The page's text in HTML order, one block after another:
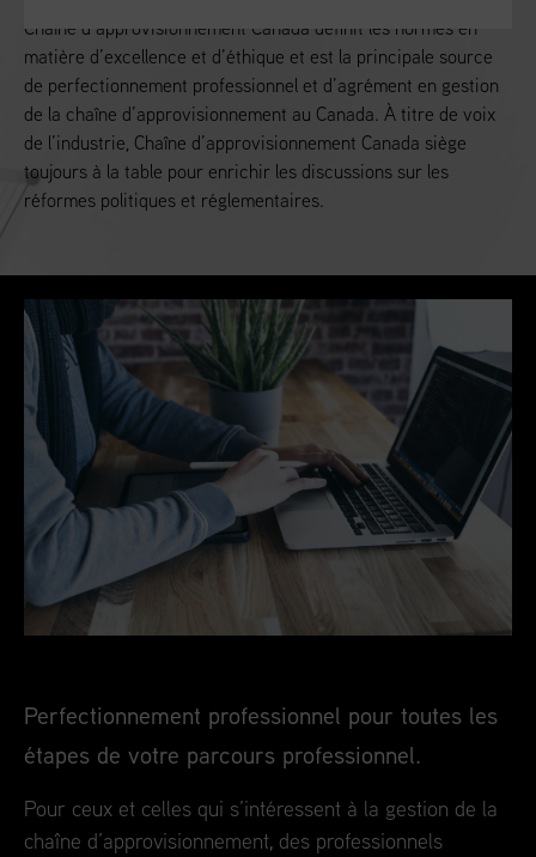
Chaîne d’approvisionnement Canada définit les normes en
matière d’excellence et d’éthique et est la principale source
de perfectionnement professionnel et d’agrément en gestion
de la chaîne d’approvisionnement au Canada. À titre de voix
de l’industrie, Chaîne d’approvisionnement Canada siège
toujours à la table pour enrichir les discussions sur les
réformes politiques et réglementaires.
Perfectionnement professionnel pour toutes les
étapes de votre parcours professionnel.
Pour ceux et celles qui s’intéressent à la gestion de la
chaîne d’approvisionnement, des professionnels